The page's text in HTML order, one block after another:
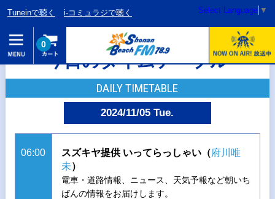
Tuneinで聴く i-コミュラジで聴く Select Language ▼
0
今日のタイムテーブル
DAILY TIMETABLE
2024/11/05 Tue.
06:00 スズキヤ提供 いってらっしゃい（府川唯
未）
電車・道路情報、ニュース、天気予報など朝いち
ばんの情報をお届けします。